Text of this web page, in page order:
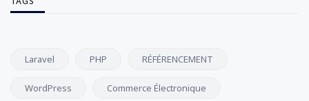
Laravel PHP RÉFÉRENCEMENT
WordPress Commerce Électronique